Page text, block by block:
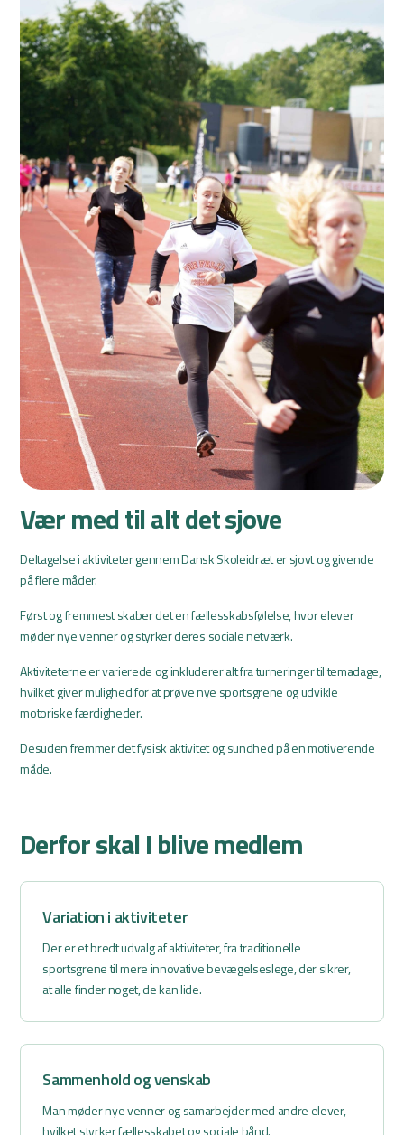
Vær med til alt det sjove
Deltagelse i aktiviteter gennem Dansk Skoleidræt er sjovt og givende
på flere måder.
Først og fremmest skaber det en fællesskabsfølelse, hvor elever
møder nye venner og styrker deres sociale netværk.
Aktiviteterne er varierede og inkluderer alt fra turneringer til temadage,
hvilket giver mulighed for at prøve nye sportsgrene og udvikle
motoriske færdigheder.
Desuden fremmer det fysisk aktivitet og sundhed på en motiverende
måde.
Derfor skal I blive medlem
Variation i aktiviteter
Der er et bredt udvalg af aktiviteter, fra traditionelle
sportsgrene til mere innovative bevægelseslege, der sikrer,
at alle finder noget, de kan lide.
Sammenhold og venskab
Man møder nye venner og samarbejder med andre elever,